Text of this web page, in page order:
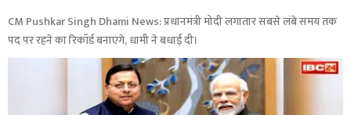
CM Pushkar Singh Dhami News: प्रधानमंत्री मोदी लगातार सबसे लंबे समय तक
पद पर रहने का रिकॉर्ड बनाएंगे, धामी ने बधाई दी।